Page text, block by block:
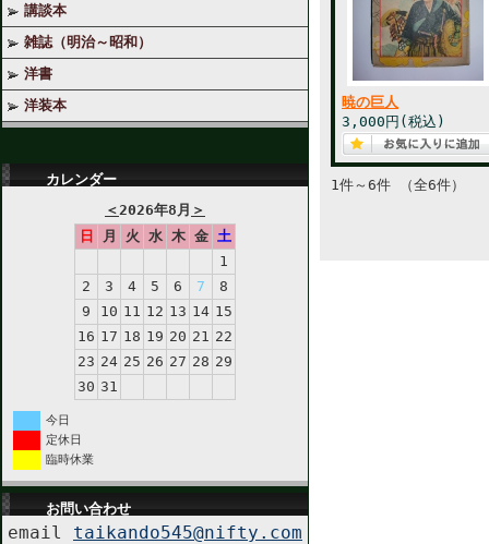
講談本
雑誌（明治～昭和）
洋書
洋装本
カレンダー
＜ 2026年8月 ＞
日
月 火 水 木 金
土
1
2
3 4 5 6 7
8
9
10 11 12 13 14 15
16 17 18 19 20 21 22
23 24 25 26 27 28 29
30 31
今日
定休日
臨時休業
お問い合わせ
email taikando545@nifty.com
暁の巨人
3,000円(税込)
1件～6件 （全6件）